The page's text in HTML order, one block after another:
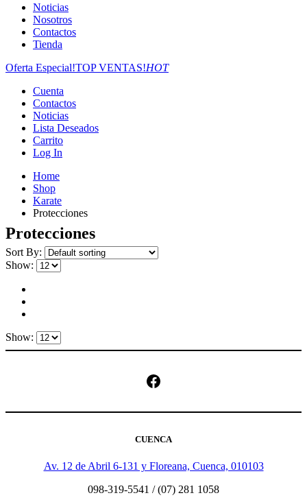
Noticias
Nosotros
Contactos
Tienda
Oferta Especial!TOP VENTAS!HOT
Cuenta
Contactos
Noticias
Lista Deseados
Carrito
Log In
Home
Shop
Karate
Protecciones
Protecciones
Sort By:
Show:
Show:
Facebook
CUENCA
Av. 12 de Abril 6-131 y Floreana, Cuenca, 010103
098-319-5541 / (07) 281 1058